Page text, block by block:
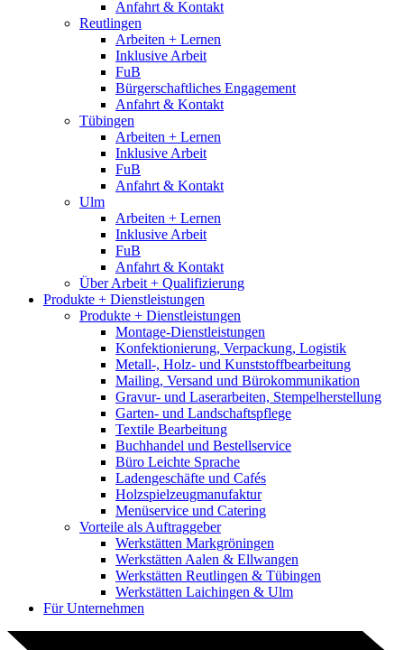
Anfahrt & Kontakt
Reutlingen
Arbeiten + Lernen
Inklusive Arbeit
FuB
Bürgerschaftliches Engagement
Anfahrt & Kontakt
Tübingen
Arbeiten + Lernen
Inklusive Arbeit
FuB
Anfahrt & Kontakt
Ulm
Arbeiten + Lernen
Inklusive Arbeit
FuB
Anfahrt & Kontakt
Über Arbeit + Qualifizierung
Produkte + Dienstleistungen
Produkte + Dienstleistungen
Montage-Dienstleistungen
Konfektionierung, Verpackung, Logistik
Metall-, Holz- und Kunststoffbearbeitung
Mailing, Versand und Bürokommunikation
Gravur- und Laserarbeiten, Stempelherstellung
Garten- und Landschaftspflege
Textile Bearbeitung
Buchhandel und Bestellservice
Büro Leichte Sprache
Ladengeschäfte und Cafés
Holzspielzeugmanufaktur
Menüservice und Catering
Vorteile als Auftraggeber
Werkstätten Markgröningen
Werkstätten Aalen & Ellwangen
Werkstätten Reutlingen & Tübingen
Werkstätten Laichingen & Ulm
Für Unternehmen